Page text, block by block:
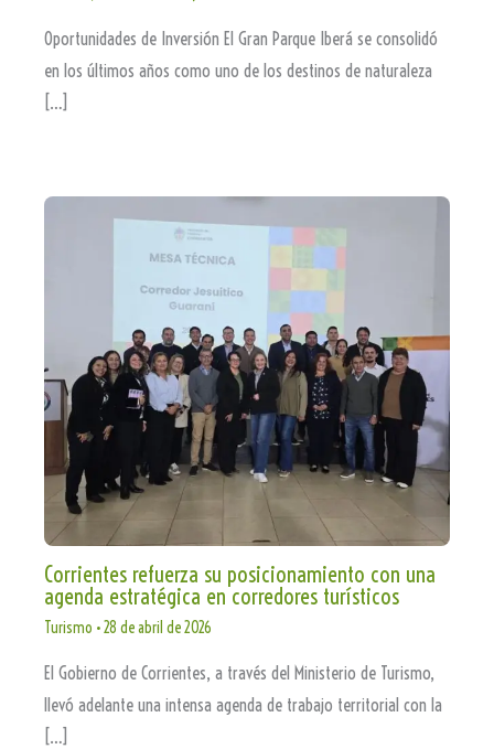
Oportunidades de Inversión El Gran Parque Iberá se consolidó
en los últimos años como uno de los destinos de naturaleza
[…]
Corrientes refuerza su posicionamiento con una
agenda estratégica en corredores turísticos
Turismo •28 de abril de 2026
El Gobierno de Corrientes, a través del Ministerio de Turismo,
llevó adelante una intensa agenda de trabajo territorial con la
[…]